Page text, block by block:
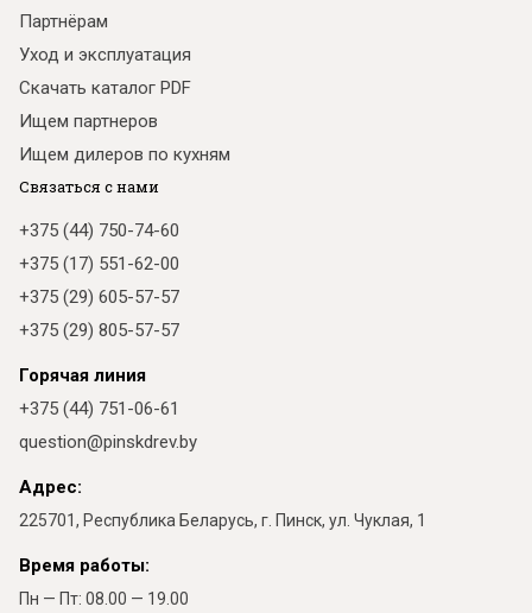
Партнёрам
Уход и эксплуатация
Скачать каталог PDF
Ищем партнеров
Ищем дилеров по кухням
Связаться с нами
+375 (44) 750-74-60
+375 (17) 551-62-00
+375 (29) 605-57-57
+375 (29) 805-57-57
Горячая линия
+375 (44) 751-06-61
question@pinskdrev.by
Адрес:
225701, Республика Беларусь, г. Пинск, ул. Чуклая, 1
Время работы:
Пн — Пт: 08.00 — 19.00